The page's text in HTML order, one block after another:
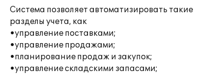
Система позволяет автоматизировать такие
разделы учета, как
•управление поставками;
•управление продажами;
•планирование продаж и закупок;
•управление складскими запасами;